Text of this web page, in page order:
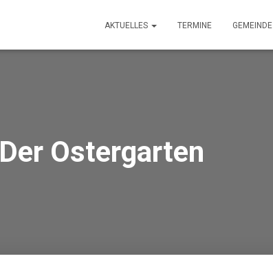
AKTUELLES TERMINE GEMEINDE
Der Ostergarten